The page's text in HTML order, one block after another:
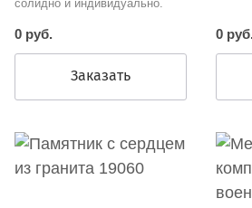
солидно и индивидуально.
0 руб.
Заказать
0